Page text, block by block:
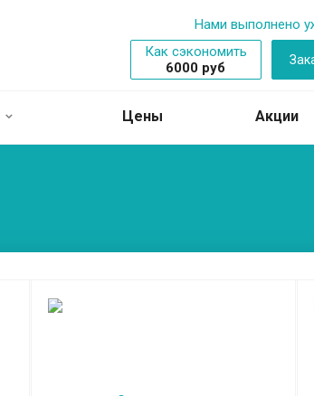
Нами выполнено
Как сэкономить
6000 руб
Цены Акции